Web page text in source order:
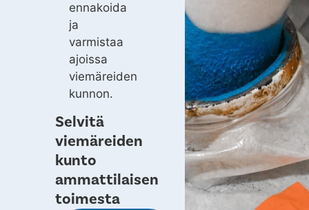
ennakoida
ja
varmistaa
ajoissa
viemäreiden
kunnon.
Selvitä
viemäreiden
kunto
ammattilaisen
toimesta